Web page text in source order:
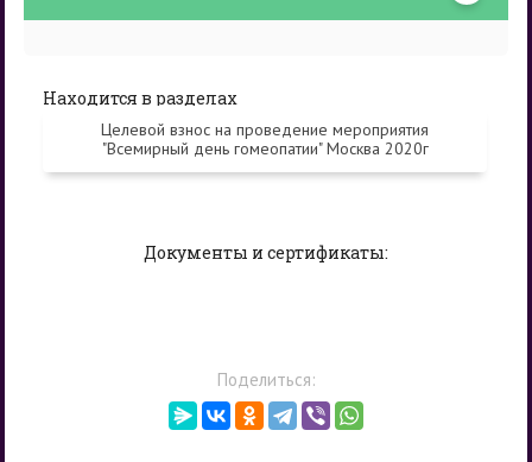
Находится в разделах
Целевой взнос на проведение мероприятия
"Всемирный день гомеопатии" Москва 2020г
Поделиться:
Документы и сертификаты: